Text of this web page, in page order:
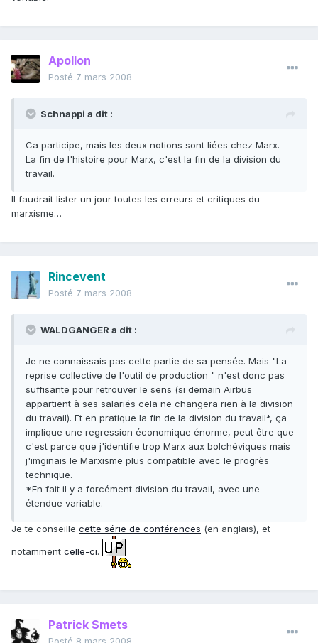
Apollon
Posté 7 mars 2008
Schnappi a dit :
Ca participe, mais les deux notions sont liées chez Marx.
La fin de l'histoire pour Marx, c'est la fin de la division du
travail.
Il faudrait lister un jour toutes les erreurs et critiques du
marxisme…
Rincevent
Posté 7 mars 2008
WALDGANGER a dit :
Je ne connaissais pas cette partie de sa pensée. Mais "La
reprise collective de l'outil de production " n'est donc pas
suffisante pour retrouver le sens (si demain Airbus
appartient à ses salariés cela ne changera rien à la division
du travail). Et en pratique la fin de la division du travail*, ça
implique une regression économique énorme, peut être que
c'est parce que j'identifie trop Marx aux bolchéviques mais
j'imginais le Marxisme plus compatible avec le progrès
technique.
*En fait il y a forcément division du travail, avec une
étendue variable.
Je te conseille cette série de conférences (en anglais), et
notamment celle-ci.
Patrick Smets